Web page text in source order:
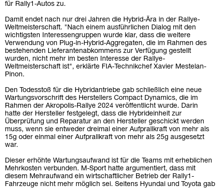
für Rally1-Autos zu.
Damit endet nach nur drei Jahren die Hybrid-Ära in der Rallye-
Weltmeisterschaft. "Nach einem ausführlichen Dialog mit den
wichtigsten Interessengruppen wurde klar, dass die weitere
Verwendung von Plug-in-Hybrid-Aggregaten, die im Rahmen des
bestehenden Lieferantenabkommens zur Verfügung gestellt
wurden, nicht mehr im besten Interesse der Rallye-
Weltmeisterschaft ist", erklärte FIA-Technikchef Xavier Mestelan-
Pinon.
Den Todesstoß für die Hybridantriebe gab schließlich eine neue
Wartungsvorschrift des Herstellers Compact Dynamics, die im
Rahmen der Akropolis-Rallye 2024 veröffentlicht wurde. Darin
hatte der Hersteller festgelegt, dass die Hybrideinheit zur
Überprüfung und Reparatur an den Hersteller geschickt werden
muss, wenn sie entweder dreimal einer Aufprallkraft von mehr als
15g oder einmal einer Aufprallkraft von mehr als 25g ausgesetzt
war.
Dieser erhöhte Wartungsaufwand ist für die Teams mit erheblichen
Mehrkosten verbunden. M-Sport hatte argumentiert, dass mit
diesem Mehraufwand ein wirtschaftlicher Betrieb der Rally1-
Fahrzeuge nicht mehr möglich sei. Seitens Hyundai und Toyota gab